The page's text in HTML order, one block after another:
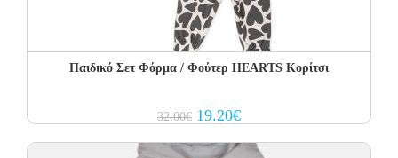
Παιδικό Σετ Φόρμα / Φούτερ HEARTS Κορίτσι
32.00€ Original
price
32.00€.
19.20€Current
price
19.20€.